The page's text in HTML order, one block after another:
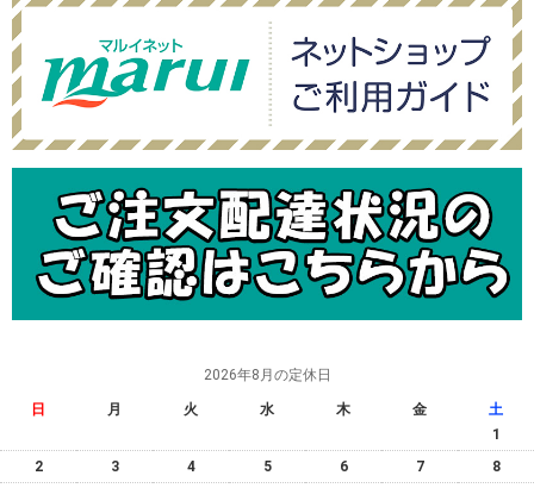
2026年8月の定休日
日 月 火 水 木 金
土
1
2
3 4 5 6 7
8